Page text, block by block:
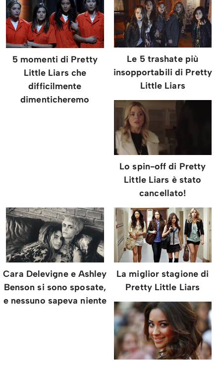
5 momenti di Pretty
Little Liars che
difficilmente
dimenticheremo
Le 5 trashate più
insopportabili di Pretty
Little Liars
Lo spin-off di Pretty
Little Liars è stato
cancellato!
Cara Delevigne e Ashley
Benson si sono sposate,
e nessuno sapeva niente
La miglior stagione di
Pretty Little Liars